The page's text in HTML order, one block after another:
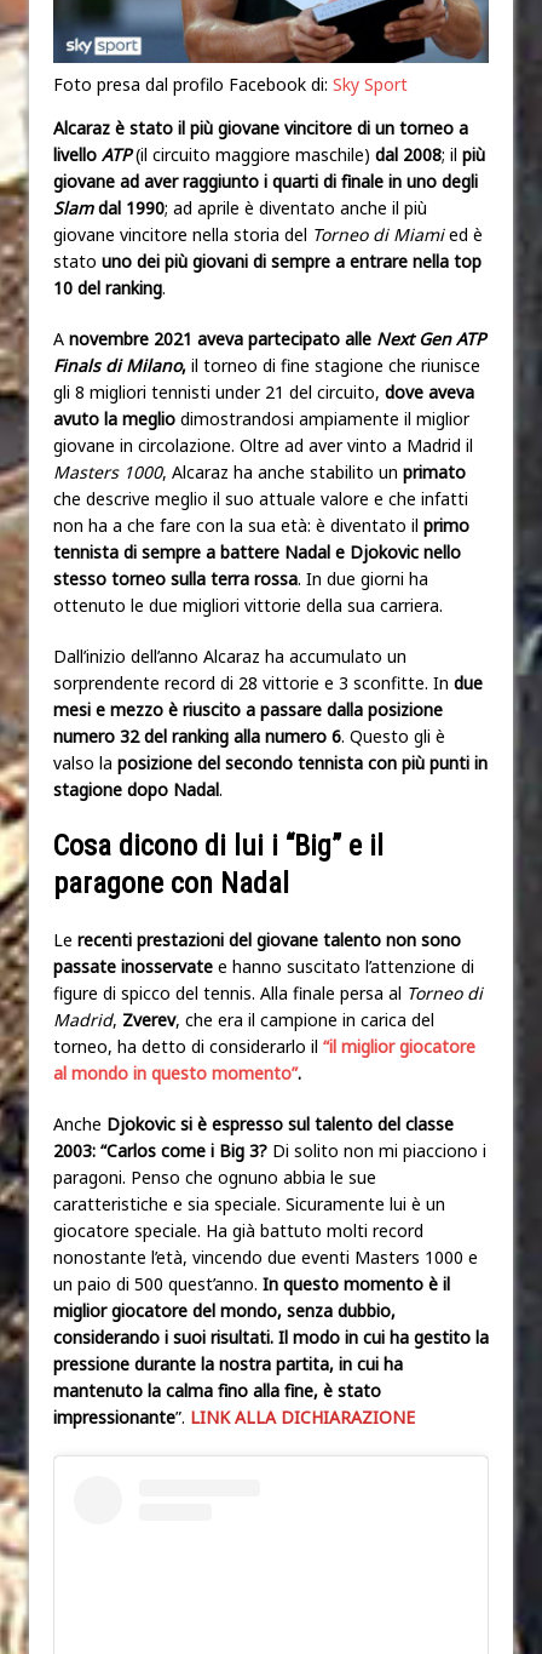
Foto presa dal profilo Facebook di: Sky Sport
Alcaraz è stato il più giovane vincitore di un torneo a
livello ATP(il circuito maggiore maschile) dal 2008; il più
giovane ad aver raggiunto i quarti di finale in uno degli
Slamdal 1990; ad aprile è diventato anche il più
giovane vincitore nella storia del Torneo di Miamied è
stato uno dei più giovani di sempre a entrare nella top
10 del ranking.
A novembre 2021 aveva partecipato alle Next Gen ATP
Finals di Milano, il torneo di fine stagione che riunisce
gli 8 migliori tennisti under 21 del circuito, dove aveva
avuto la meglio dimostrandosi ampiamente il miglior
giovane in circolazione. Oltre ad aver vinto a Madrid il
Masters 1000, Alcaraz ha anche stabilito un primato
che descrive meglio il suo attuale valore e che infatti
non ha a che fare con la sua età: è diventato il primo
tennista di sempre a battere Nadal e Djokovic nello
stesso torneo sulla terra rossa. In due giorni ha
ottenuto le due migliori vittorie della sua carriera.
Dall’inizio dell’anno Alcaraz ha accumulato un
sorprendente record di 28 vittorie e 3 sconfitte. In due
mesi e mezzo è riuscito a passare dalla posizione
numero 32 del ranking alla numero 6. Questo gli è
valso la posizione del secondo tennista con più punti in
stagione dopo Nadal.
Cosa dicono di lui i “Big” e il
paragone con Nadal
Le recenti prestazioni del giovane talento non sono
passate inosservate e hanno suscitato l’attenzione di
figure di spicco del tennis. Alla finale persa al Torneo di
Madrid, Zverev, che era il campione in carica del
torneo, ha detto di considerarlo il “il miglior giocatore
al mondo in questo momento”.
Anche Djokovic si è espresso sul talento del classe
2003: “Carlos come i Big 3? Di solito non mi piacciono i
paragoni. Penso che ognuno abbia le sue
caratteristiche e sia speciale. Sicuramente lui è un
giocatore speciale. Ha già battuto molti record
nonostante l’età, vincendo due eventi Masters 1000 e
un paio di 500 quest’anno. In questo momento è il
miglior giocatore del mondo, senza dubbio,
considerando i suoi risultati. Il modo in cui ha gestito la
pressione durante la nostra partita, in cui ha
mantenuto la calma fino alla fine, è stato
impressionante”. LINK ALLA DICHIARAZIONE